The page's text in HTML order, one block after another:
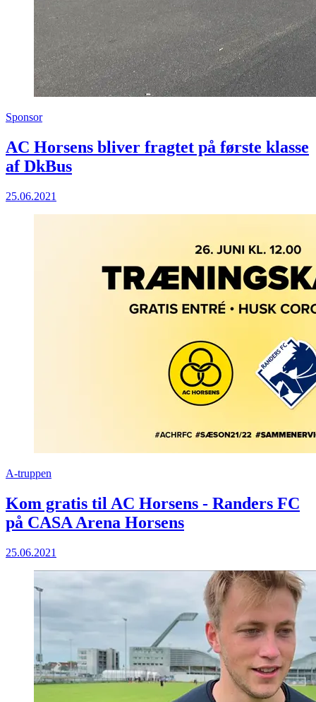
Sponsor
AC Horsens bliver fragtet på første klasse
af DkBus
25.06.2021
A-truppen
Kom gratis til AC Horsens - Randers FC
på CASA Arena Horsens
25.06.2021